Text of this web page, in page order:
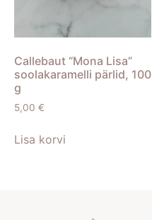
Callebaut “Mona Lisa”
soolakaramelli pärlid, 100
g
5,00 €
Lisa korvi